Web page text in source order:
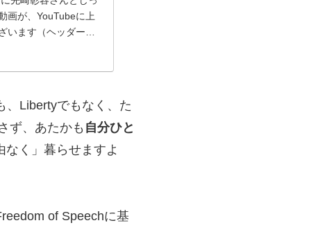
画が、YouTubeに上
います（ヘッダー写
、Libertyでもなく、た
ず、あたかも 自分ひと
く」暮らせますよ
of Speechに基